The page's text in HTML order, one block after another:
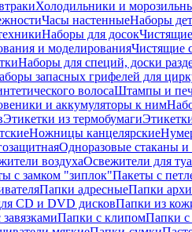
Холодильники и
Часы настенныеНаборы
Наборы для досок
и моделированияЧистящие
Наборы для специй, доски
запасных грифелей для
волосаШтампы и
и аккумуляторы к ним
Этикетки из термобумаги
Ножницы канцелярские
Одноразовые стаканы
воздухаОсвежители для
с замком "зиплок"Пакеты с
Папки адресныеПапки
CD и DVD дисковПапки из
Папки с клипомПапки